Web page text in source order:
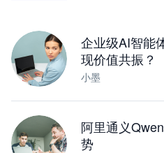
企业级AI智能
现价值共振？
小墨
阿里通义
势